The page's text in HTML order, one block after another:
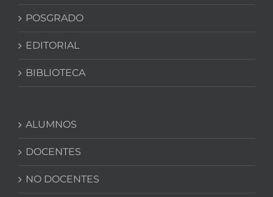
POSGRADO
EDITORIAL
BIBLIOTECA
ALUMNOS
DOCENTES
NO DOCENTES